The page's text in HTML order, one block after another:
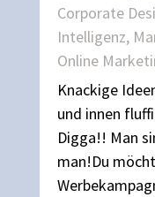
Corporate
Intelligenz,
Online
Knackige
und innen
Digga!! Man
man!Du